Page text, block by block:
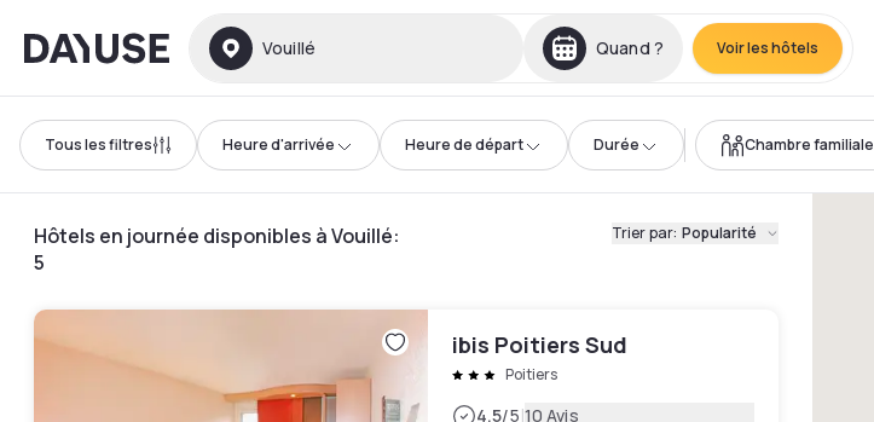
Dayuse Vouillé Quand ? Voir les hôtels
Tous les filtres Heure d'arrivée Heure de départ Durée Chambre familiale
Hôtels en journée disponibles à Vouillé:
5
Trier par: Popularité
ibis Poitiers Sud
Poitiers
4.5/5|10 Avis